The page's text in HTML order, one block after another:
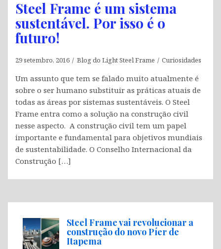
Steel Frame é um sistema
sustentável. Por isso é o
futuro!
29 setembro, 2016 Blog do Light Steel Frame Curiosidades
Um assunto que tem se falado muito atualmente é
sobre o ser humano substituir as práticas atuais de
todas as áreas por sistemas sustentáveis. O Steel
Frame entra como a solução na construção civil
nesse aspecto. A construção civil tem um papel
importante e fundamental para objetivos mundiais
de sustentabilidade. O Conselho Internacional da
Construção […]
Steel Frame vai revolucionar a
construção do novo Píer de
Itapema